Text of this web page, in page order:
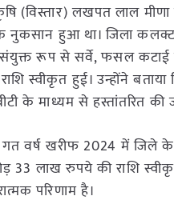
(विस्तार) लखपत लाल
हुआ था। जिला कलक्टर
संयुक्त रूप से सर्वे, फसल
राशि स्वीकृत हुई। उन्होंने
के माध्यम से हस्तांतरित की
गत वर्ष खरीफ 2024 में जिले
33 लाख रुपये की राशि
परिणाम है।